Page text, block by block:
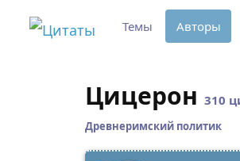
Цицерон 310
Древнеримский политик
Темы Авторы